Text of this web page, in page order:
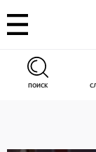
ПОИСК